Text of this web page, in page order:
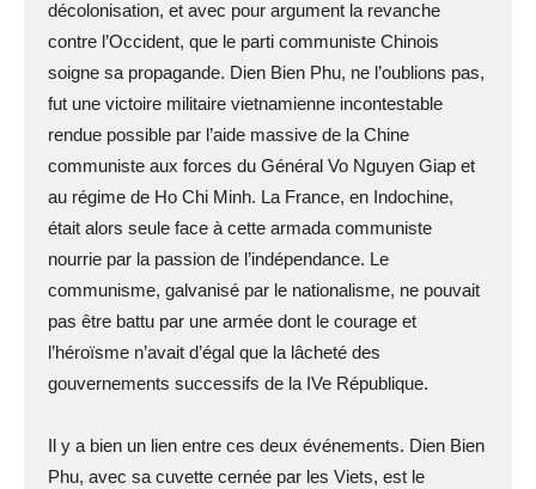
décolonisation, et avec pour argument la revanche
contre l’Occident, que le parti communiste Chinois
soigne sa propagande. Dien Bien Phu, ne l’oublions pas,
fut une victoire militaire vietnamienne incontestable
rendue possible par l’aide massive de la Chine
communiste aux forces du Général Vo Nguyen Giap et
au régime de Ho Chi Minh. La France, en Indochine,
était alors seule face à cette armada communiste
nourrie par la passion de l’indépendance. Le
communisme, galvanisé par le nationalisme, ne pouvait
pas être battu par une armée dont le courage et
l’héroïsme n’avait d’égal que la lâcheté des
gouvernements successifs de la IVe République.
Il y a bien un lien entre ces deux événements. Dien Bien
Phu, avec sa cuvette cernée par les Viets, est le